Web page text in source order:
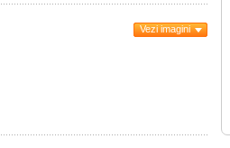
Vezi imagini